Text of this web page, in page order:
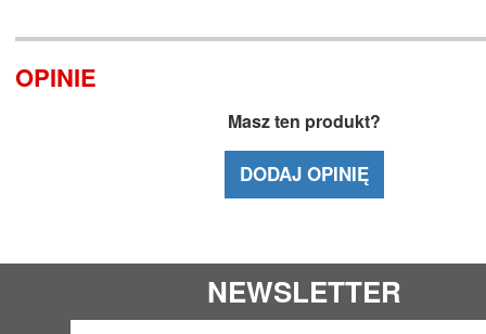
OPINIE
Masz ten produkt?
DODAJ OPINIĘ
NEWSLETTER